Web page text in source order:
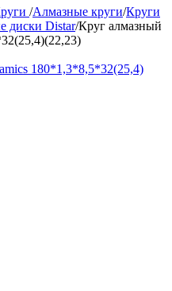
/Алмазные круги/Круги
диски Distar/Круг алмазный